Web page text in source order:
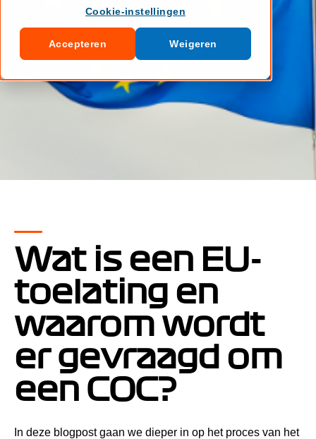
Cookie-instellingen
Accepteren Weigeren
Wat is een EU-
toelating en
waarom wordt
er gevraagd om
een COC?
In deze blogpost gaan we dieper in op het proces van het